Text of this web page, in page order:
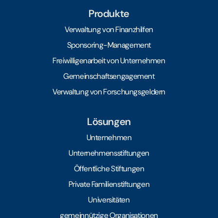
Produkte
Verwaltung von Finanzhilfen
Sponsoring-Management
Freiwilligenarbeit von Unternehmen
Gemeinschaftsengagement
Verwaltung von Forschungsgeldern
Lösungen
Unternehmen
Unternehmensstiftungen
Öffentliche Stiftungen
Private Familienstiftungen
Universitäten
gemeinnützige Organisationen